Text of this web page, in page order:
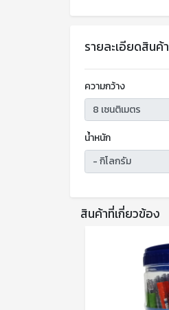
รายละเอียดสินค้า
ความกว้าง
น้ำหนัก
สินค้าที่เกี่ยวข้อง